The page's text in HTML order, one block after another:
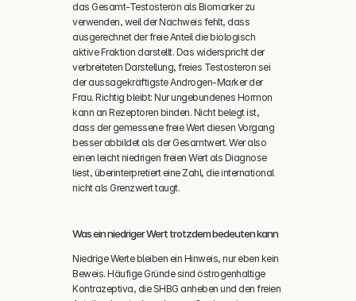
das Gesamt-Testosteron als Biomarker zu
verwenden, weil der Nachweis fehlt, dass
ausgerechnet der freie Anteil die biologisch
aktive Fraktion darstellt. Das widerspricht der
verbreiteten Darstellung, freies Testosteron sei
der aussagekräftigste Androgen-Marker der
Frau. Richtig bleibt: Nur ungebundenes Hormon
kann an Rezeptoren binden. Nicht belegt ist,
dass der gemessene freie Wert diesen Vorgang
besser abbildet als der Gesamtwert. Wer also
einen leicht niedrigen freien Wert als Diagnose
liest, überinterpretiert eine Zahl, die international
nicht als Grenzwert taugt.
Was ein niedriger Wert trotzdem bedeuten kann
Niedrige Werte bleiben ein Hinweis, nur eben kein
Beweis. Häufige Gründe sind östrogenhaltige
Kontrazeptiva, die SHBG anheben und den freien